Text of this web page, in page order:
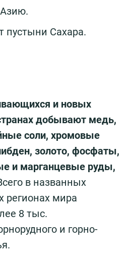
пустыни Сахара.
и новых
добывают медь,
соли, хромовые
золото, фосфаты,
и марганцевые руды,
в названных
регионах мира
8 тыс.
и горно-